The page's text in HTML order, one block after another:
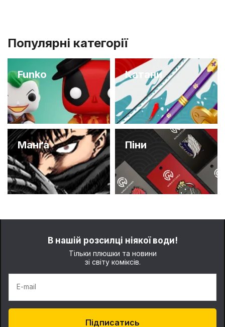
Популярні категорії
Funko Катани
Манґа Піни
В нашій розсилці ніякої води!
Тільки плюшки та новини
зі світу коміксів.
E-mail
Підписатись